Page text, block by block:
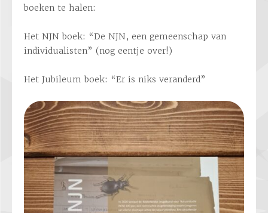
boeken te halen:
Het NJN boek: “De NJN, een gemeenschap van
individualisten” (nog eentje over!)
Het Jubileum boek: “Er is niks veranderd”